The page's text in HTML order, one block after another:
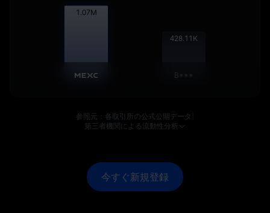
1.07M
428.64 K
B***
参照元：各取引所の公式公開データ
第三者機関による流動性分析
今すぐ新規登録